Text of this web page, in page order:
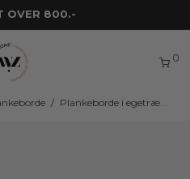
OVER 800.-
0
/ Plankeborde i egetræ